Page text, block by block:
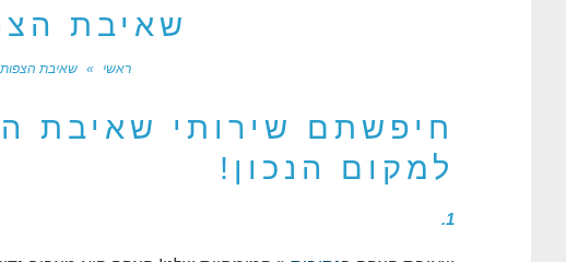
שאיבת
ראשי » שאיבת הצפות
חיפשתם שירותי שאיבת
למקום הנכון!
1.